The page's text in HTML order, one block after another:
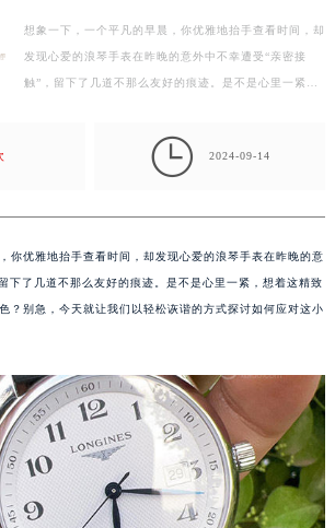
想象一下，一个平凡的早晨，你优雅地抬手查看时间，却
发现心爱的浪琴手表在昨晚的意外中不幸遭受“亲密接
触”，留下了几道不那么友好的痕迹。是不是心里一紧，
 2024-09-14
你优雅地抬手查看时间，却发现心爱的浪琴手表在昨晚的意
下了几道不那么友好的痕迹。是不是心里一紧，想着这精致
？别急，今天就让我们以轻松诙谐的方式探讨如何应对这小